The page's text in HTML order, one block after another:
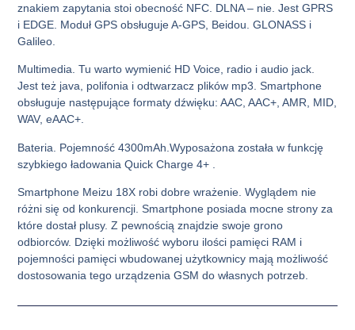
znakiem zapytania stoi obecność NFC. DLNA – nie. Jest GPRS
i EDGE. Moduł GPS obsługuje A-GPS, Beidou. GLONASS i
Galileo.
Multimedia. Tu warto wymienić HD Voice, radio i audio jack.
Jest też java, polifonia i odtwarzacz plików mp3. Smartphone
obsługuje następujące formaty dźwięku: AAC, AAC+, AMR, MID,
WAV, eAAC+.
Bateria. Pojemność 4300mAh.Wyposażona została w funkcję
szybkiego ładowania Quick Charge 4+ .
Smartphone Meizu 18X robi dobre wrażenie. Wyglądem nie
różni się od konkurencji. Smartphone posiada mocne strony za
które dostał plusy. Z pewnością znajdzie swoje grono
odbiorców. Dzięki możliwość wyboru ilości pamięci RAM i
pojemności pamięci wbudowanej użytkownicy mają możliwość
dostosowania tego urządzenia GSM do własnych potrzeb.